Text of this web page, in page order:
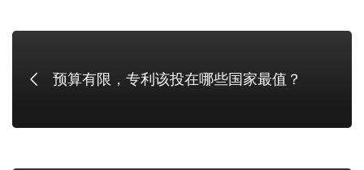
预算有限，专利该投在哪些国家最值？